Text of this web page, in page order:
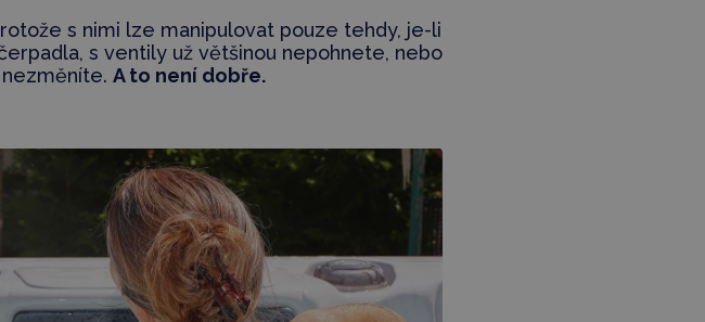
s nimi lze manipulovat pouze tehdy, je-li
s ventily už většinou nepohnete, nebo
A to není dobře.